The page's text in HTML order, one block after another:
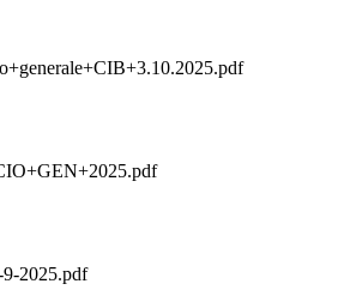
2025.pdf